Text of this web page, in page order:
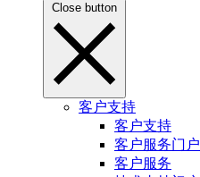
Close button
客户支持
客户支持
客户服务门户
客户服务